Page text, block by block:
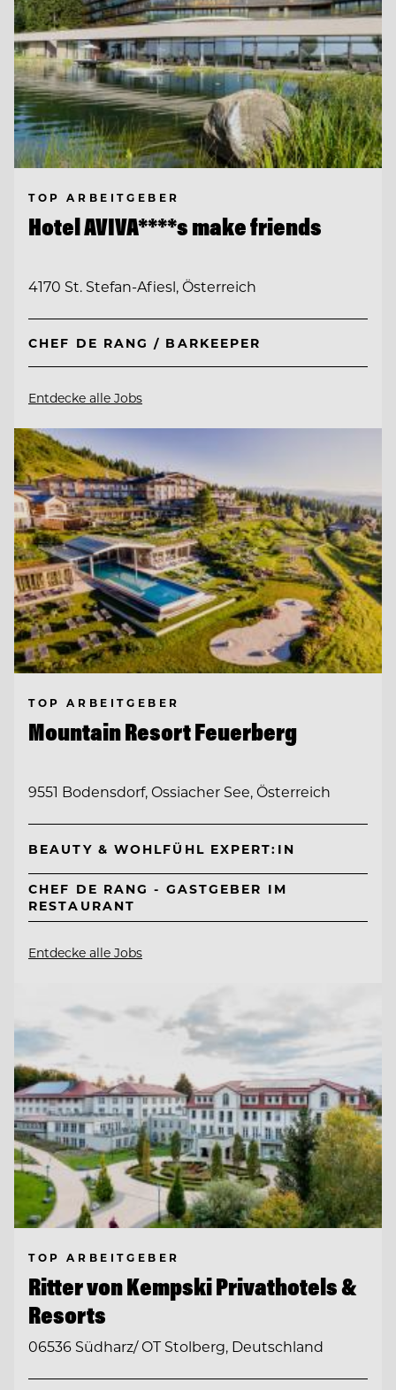
TOP ARBEITGEBER
Hotel AVIVA****s make friends
4170 St. Stefan-Afiesl, Österreich
CHEF DE RANG / BARKEEPER
Entdecke alle Jobs
TOP ARBEITGEBER
Mountain Resort Feuerberg
9551 Bodensdorf, Ossiacher See, Österreich
BEAUTY & WOHLFÜHL EXPERT:IN
CHEF DE RANG - GASTGEBER IM
RESTAURANT
Entdecke alle Jobs
TOP ARBEITGEBER
Ritter von Kempski Privathotels &
Resorts
06536 Südharz/ OT Stolberg, Deutschland